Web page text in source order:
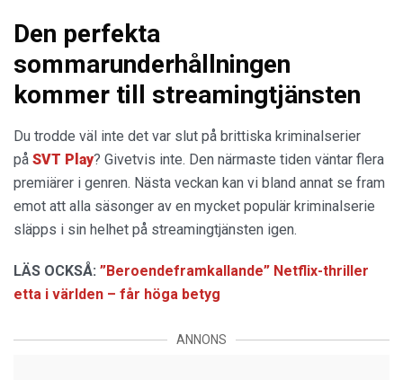
Den perfekta
sommarunderhållningen
kommer till streamingtjänsten
Du trodde väl inte det var slut på brittiska kriminalserier
på SVT Play? Givetvis inte. Den närmaste tiden väntar flera
premiärer i genren. Nästa veckan kan vi bland annat se fram
emot att alla säsonger av en mycket populär kriminalserie
släpps i sin helhet på streamingtjänsten igen.
LÄS OCKSÅ: ”Beroendeframkallande” Netflix-thriller
etta i världen – får höga betyg
ANNONS